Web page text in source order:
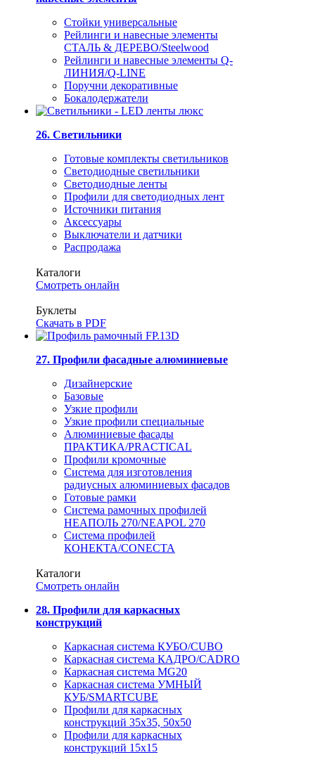
Стойки универсальные
Рейлинги и навесные элементы
СТАЛЬ & ДЕРЕВО/Steelwood
Рейлинги и навесные элементы Q-
ЛИНИЯ/Q-LINE
Поручни декоративные
Бокалодержатели
26. Светильники
Готовые комплекты светильников
Светодиодные светильники
Светодиодные ленты
Профили для светодиодных лент
Источники питания
Аксессуары
Выключатели и датчики
Распродажа
Каталоги
Смотреть онлайн
Буклеты
Скачать в PDF
27. Профили фасадные алюминиевые
Дизайнерские
Базовые
Узкие профили
Узкие профили специальные
Алюминиевые фасады
ПРАКТИКА/PRACTICAL
Профили кромочные
Система для изготовления
радиусных алюминиевых фасадов
Готовые рамки
Система рамочных профилей
НЕАПОЛЬ 270/NEAPOL 270
Система профилей
КОНЕКТА/CONECTA
Каталоги
Смотреть онлайн
28. Профили для каркасных
конструкций
Каркасная система КУБО/CUBO
Каркасная система КАДРО/CADRO
Каркасная система MG20
Каркасная система УМНЫЙ
КУБ/SMARTCUBE
Профили для каркасных
конструкций 35x35, 50x50
Профили для каркасных
конструкций 15х15